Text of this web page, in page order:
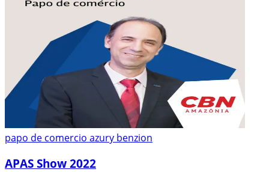
papo de comercio azury benzion
APAS Show 2022